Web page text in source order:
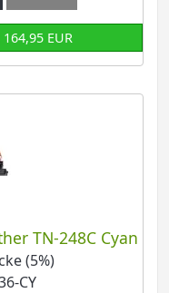
EUR
TN-248C Cyan
(5%)
CY